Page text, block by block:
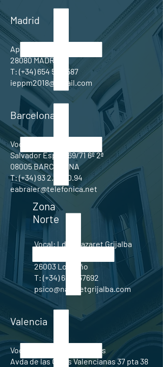
Madrid
Apdo. de Correos 3076
28080 MADRID
T: (+34) 654 544 587
ieppm2018@gmail.com
Barcelona
Vocal: Dr. Eduardo Braier
Salvador Espriu 69/71 6º 2ª
08005 BARCELONA
T: (+34) 93 2.21.30.94
eabraier@telefonica.net
Zona
Norte
Vocal: Lda. Nazaret Grijalba
26003 Logroño
T: (+34) 656437692
psico@nazaretgrijalba.com
Valencia
Vocal: Dra. Carmen Miralles
Avda de las Corts Valencianas 37 pta 38